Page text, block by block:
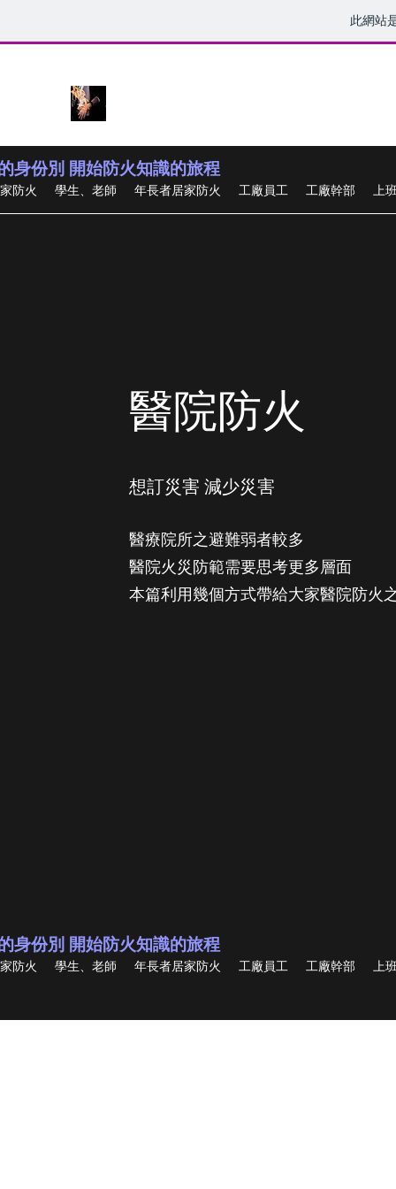
此網站
防火 學生、老師 年長者居家防火 工廠員工 工廠幹部 上
身份別 開始防火知識的旅程
醫院防火
想訂災害 減少災害
醫療院所之避難弱者較多
醫院火災防範需要思考更多層面
本篇利用幾個方式帶給大家醫院防火
防火 學生、老師 年長者居家防火 工廠員工 工廠幹部 上
身份別 開始防火知識的旅程